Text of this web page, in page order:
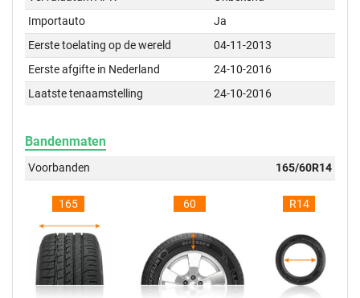
Importauto
Ja
Eerste toelating op de wereld
04-11-2013
Eerste afgifte in Nederland
24-10-2016
Laatste tenaamstelling
24-10-2016
Bandenmaten
Voorbanden 165/60R14
165 60 R14